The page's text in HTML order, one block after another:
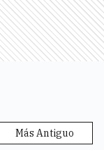
Más Antiguo